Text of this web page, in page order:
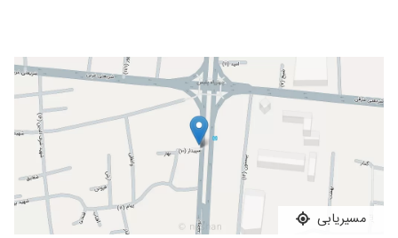
آشنا شدم
سونوگرافی کبد، تشخیصشون خیلی خوب بود. ۱۴۰۳/۱۱/۲۰
تشخیص درست ۱۴۰۴/۰۵/۲۵
محیط تمیز نوبت دهی عالی برخورد عالی و خانم
دکتر درجه یک
۱۴۰۴/۰۷/۱۹
سونو دقیق وباحوصله ۱۴۰۴/۰۲/۰۱
من برای سونو رحم و تیرویید رفتم کامل وقت
گذاشتن و به سوالاتم پاسخ دادند
۱۴۰۴/۰۶/۲۳
مسیریابی